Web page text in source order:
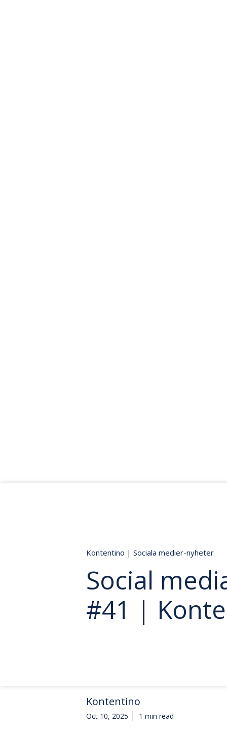
Kontentino | Sociala medier-nyheter
Social
#41 |
Kontentino
Oct 10, 2025 1 min read